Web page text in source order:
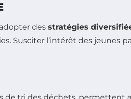
des stratégies
Susciter l’intérêt des jeunes